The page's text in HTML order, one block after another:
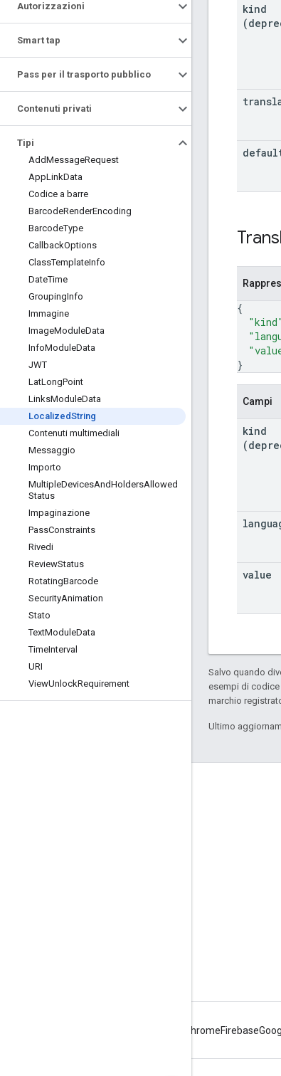
Autorizzazioni
Smart tap
Pass per il trasporto pubblico
Contenuti privati
Tipi
AddMessageRequest
AppLinkData
Codice a barre
BarcodeRenderEncoding
BarcodeType
CallbackOptions
ClassTemplateInfo
DateTime
GroupingInfo
Immagine
ImageModuleData
InfoModuleData
JWT
LatLongPoint
LinksModuleData
LocalizedString
Contenuti multimediali
Messaggio
Importo
MultipleDevicesAndHoldersAllowed
Status
Impaginazione
PassConstraints
Rivedi
ReviewStatus
RotatingBarcode
SecurityAnimation
Stato
TextModuleData
TimeInterval
URI
ViewUnlockRequirement
kind
{
"kind"
}
Campi
kind
value
Salvo quando
esempi di
marchio
Ultimo
ChromeFirebase